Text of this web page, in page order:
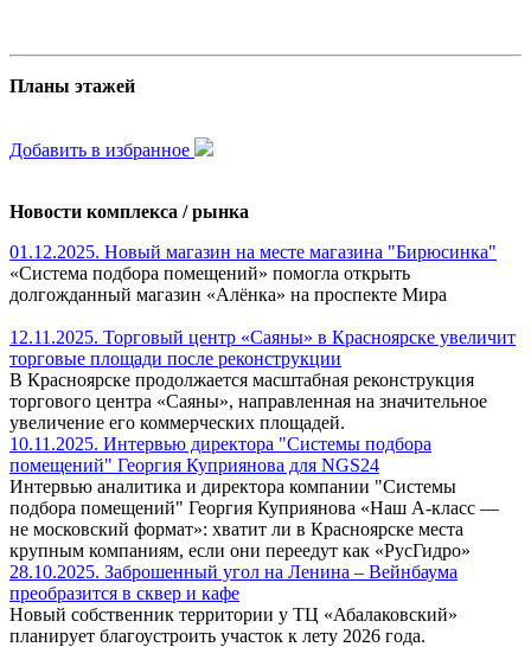
Планы этажей
Добавить в избранное
Новости комплекса / рынка
01.12.2025. Новый магазин на месте магазина "Бирюсинка"
«Система подбора помещений» помогла открыть
долгожданный магазин «Алёнка» на проспекте Мира
12.11.2025. Торговый центр «Саяны» в Красноярске увеличит
торговые площади после реконструкции
В Красноярске продолжается масштабная реконструкция
торгового центра «Саяны», направленная на значительное
увеличение его коммерческих площадей.
10.11.2025. Интервью директора "Системы подбора
помещений" Георгия Куприянова для NGS24
Интервью аналитика и директора компании "Системы
подбора помещений" Георгия Куприянова «Наш A-класс —
не московский формат»: хватит ли в Красноярске места
крупным компаниям, если они переедут как «РусГидро»
28.10.2025. Заброшенный угол на Ленина – Вейнбаума
преобразится в сквер и кафе
Новый собственник территории у ТЦ «Абалаковский»
планирует благоустроить участок к лету 2026 года.